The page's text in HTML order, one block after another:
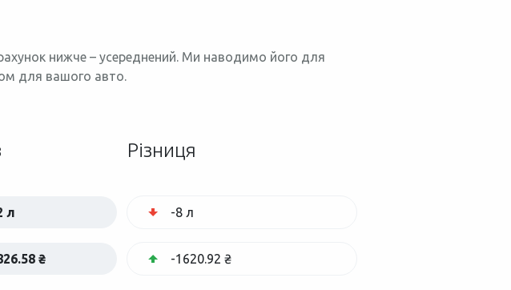
нижче – усереднений. Ми наводимо його для
для вашого авто.
Різниця
л -8 л
₴ -1620.92 ₴